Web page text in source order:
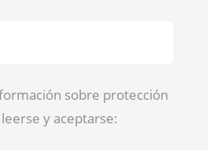
sobre protección
y aceptarse: